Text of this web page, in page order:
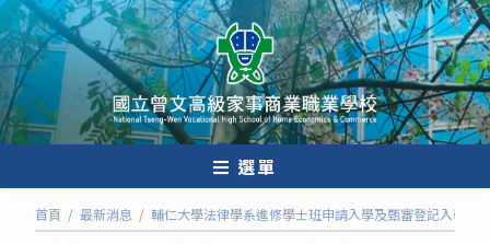
跳
轉
至
主
要
內
選單
首頁 / 最新消息 / 輔仁大學法律學系進修學士班申請入學及甄審登記入學